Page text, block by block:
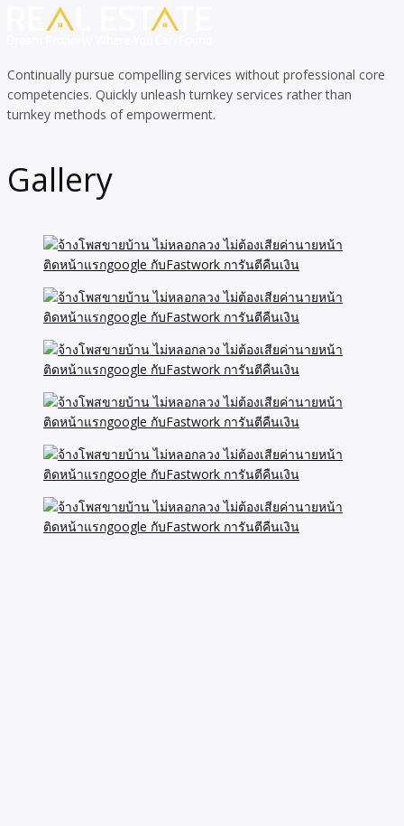
Continually pursue compelling services without professional core
competencies. Quickly unleash turnkey services rather than
turnkey methods of empowerment.
Gallery